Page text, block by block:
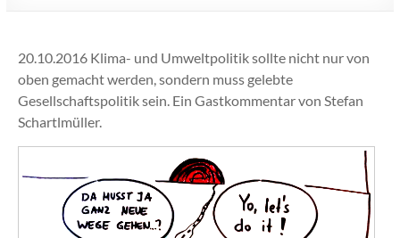
20.10.2016 Klima- und Umweltpolitik sollte nicht nur von
oben gemacht werden, sondern muss gelebte
Gesellschaftspolitik sein. Ein Gastkommentar von Stefan
Schartlmüller.